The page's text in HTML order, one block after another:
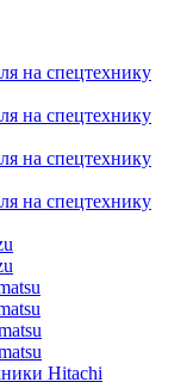
на спецтехнику
на спецтехнику
на спецтехнику
на спецтехнику
Hitachi